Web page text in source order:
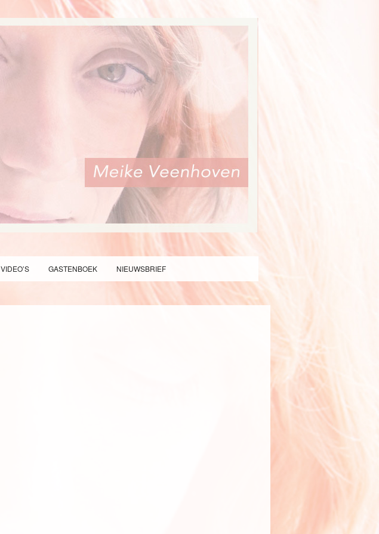
VIDEO’S GASTENBOEK NIEUWSBRIEF